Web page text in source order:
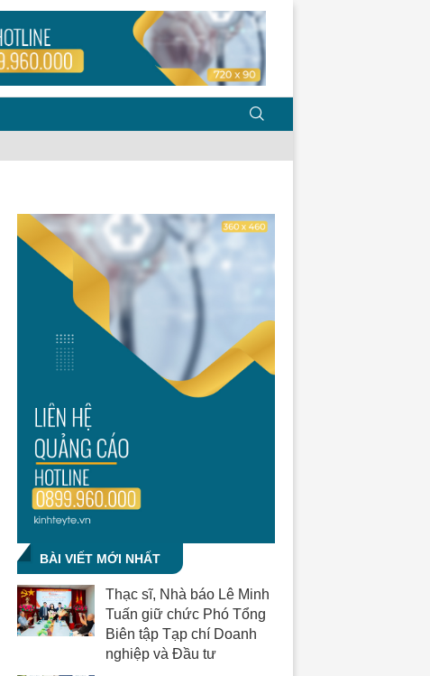
BÀI VIẾT MỚI NHẤT
Thạc sĩ, Nhà báo Lê Minh
Tuấn giữ chức Phó Tổng
Biên tập Tạp chí Doanh
nghiệp và Đầu tư